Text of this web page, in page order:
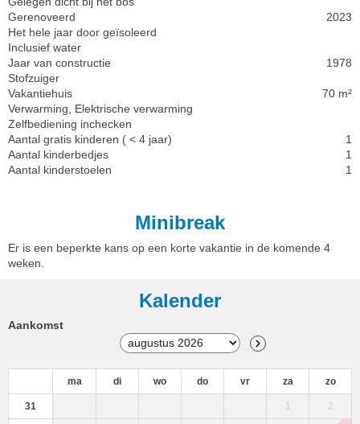
Gerenoveerd
2023
Het hele jaar door geïsoleerd
Inclusief water
Jaar van constructie
1978
Stofzuiger
Vakantiehuis
70 m²
Verwarming, Elektrische verwarming
Zelfbediening inchecken
Aantal gratis kinderen ( < 4 jaar)
1
Aantal kinderbedjes
1
Aantal kinderstoelen
1
Minibreak
Er is een beperkte kans op een korte vakantie in de komende 4
weken.
Kalender
Aankomst
ma di wo do vr za zo
31 1 2